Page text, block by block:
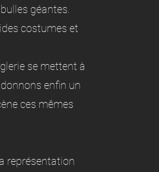
géantes.
costumes et
se mettent à
enfin un
ces mêmes
représentation